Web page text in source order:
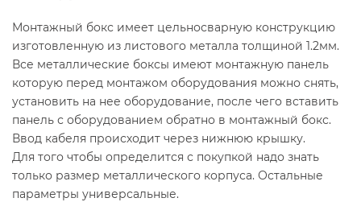
Монтажный бокс имеет цельносварную конструкцию
изготовленную из листового металла толщиной 1.2мм.
Все металлические боксы имеют монтажную панель
которую перед монтажом оборудования можно снять,
установить на нее оборудование, после чего вставить
панель с оборудованием обратно в монтажный бокс.
Ввод кабеля происходит через нижнюю крышку.
Для того чтобы определится с покупкой надо знать
только размер металлического корпуса. Остальные
параметры универсальные.